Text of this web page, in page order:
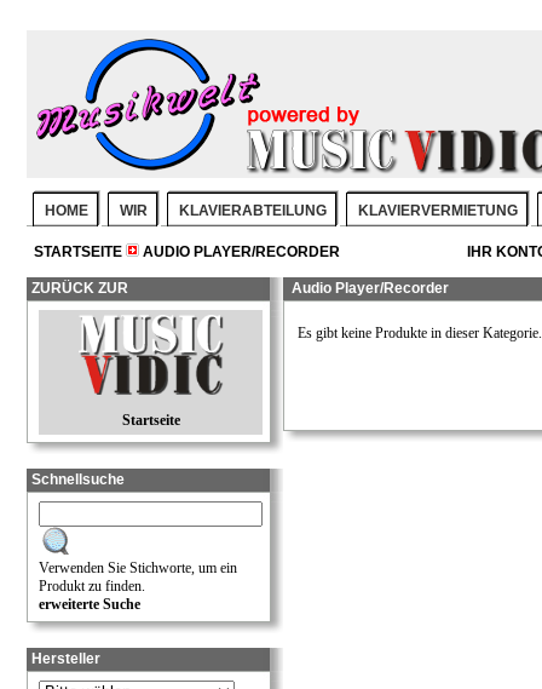
HOME WIR KLAVIERABTEILUNG KLAVIERVERMIETUNG
STARTSEITE AUDIO PLAYER/RECORDER IHR
ZURÜCK ZUR
Startseite
Schnellsuche
Verwenden Sie Stichworte, um ein
Produkt zu finden.
erweiterte Suche
Hersteller
Audio Player/Recorder
Es gibt keine Produkte in dieser Kategorie.